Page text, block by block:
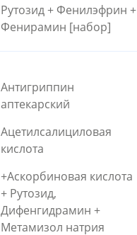
Рутозид + Фенилэфрин +
Фенирамин [набор]
Антигриппин
аптекарский
Ацетилсалициловая
кислота
+Аскорбиновая кислота
+ Рутозид,
Дифенгидрамин +
Метамизол натрия